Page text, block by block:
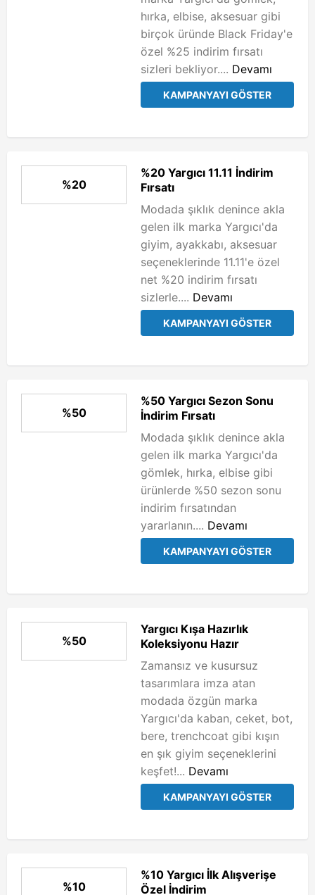
hırka, elbise, aksesuar gibi
birçok üründe Black Friday'e
özel %25 indirim fırsatı
sizleri bekliyor.... Devamı
KAMPANYAYI GÖSTER
%20
%20 Yargıcı 11.11 İndirim
Fırsatı
Modada şıklık denince akla
gelen ilk marka Yargıcı'da
giyim, ayakkabı, aksesuar
seçeneklerinde 11.11'e özel
net %20 indirim fırsatı
sizlerle.... Devamı
KAMPANYAYI GÖSTER
%50
%50 Yargıcı Sezon Sonu
İndirim Fırsatı
Modada şıklık denince akla
gelen ilk marka Yargıcı'da
gömlek, hırka, elbise gibi
ürünlerde %50 sezon sonu
indirim fırsatından
yararlanın.... Devamı
KAMPANYAYI GÖSTER
%50
Yargıcı Kışa Hazırlık
Koleksiyonu Hazır
Zamansız ve kusursuz
tasarımlara imza atan
modada özgün marka
Yargıcı'da kaban, ceket, bot,
bere, trenchcoat gibi kışın
en şık giyim seçeneklerini
keşfet!... Devamı
KAMPANYAYI GÖSTER
%10
%10 Yargıcı İlk Alışverişe
Özel İndirim